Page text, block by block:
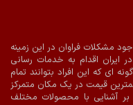
ارسال با پیک در شیراز
مشکلات فراوان در این زمینه
ایران اقدام به خدمات رسانی
ای که این افراد بتوانند تمام
قیمت در یک مکان متمرکز
آشنایی با محصولات مختلف